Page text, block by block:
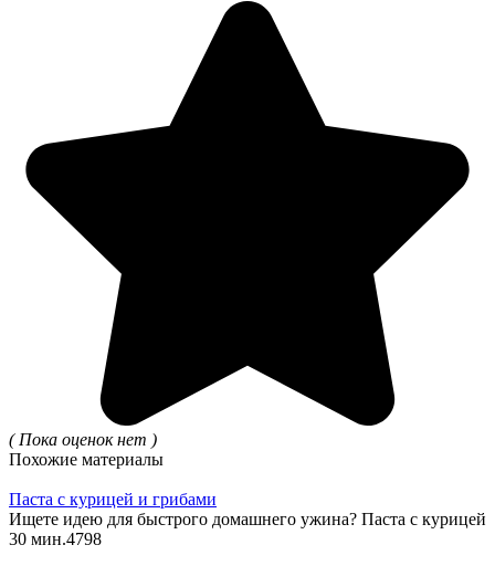
( Пока оценок нет )
Похожие материалы
Паста с курицей и грибами
Ищете идею для быстрого домашнего ужина? Паста с курицей
30 мин.4798